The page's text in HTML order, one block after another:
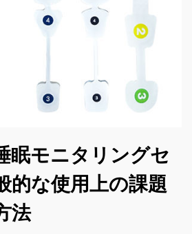
眠モニタリングセ
的な使用上の課題
法